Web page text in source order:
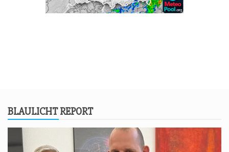
BLAU­LICHT REPORT